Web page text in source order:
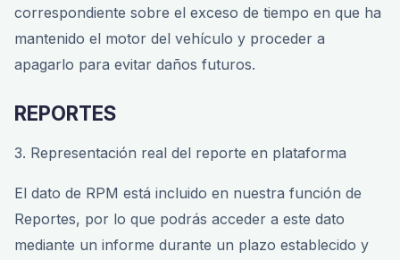
correspondiente sobre el exceso de tiempo en que ha
mantenido el motor del vehículo y proceder a
apagarlo para evitar daños futuros.
REPORTES
3. Representación real del reporte en plataforma
El dato de RPM está incluido en nuestra función de
Reportes, por lo que podrás acceder a este dato
mediante un informe durante un plazo establecido y